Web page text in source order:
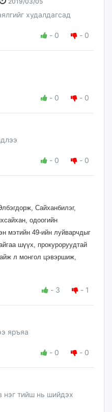
худалдагсад
- 0 - 0
- 0 - 0
- 0 - 0
Сайханбилэг,
, одоогийн
мэтийн 49-ийн луйварчдыг
шүүх, прокуроруудтай
л монгол цэвэршиж,
- 3 - 1
яръяа
- 0 - 0
нэг тийш нь шийдэх